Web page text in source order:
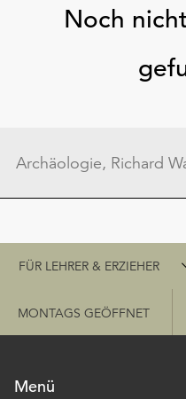
Noch
Schnellzugriff
FÜR LEHRER & ERZIEHER
MONTAGS GEÖFFNET
Menü